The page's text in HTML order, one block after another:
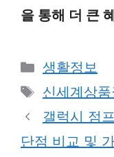
을 통해 더 큰
Categories
생활정보
Tags
신세계상
갤럭시 점
단점 비교 및